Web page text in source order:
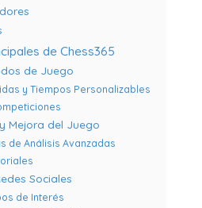
de Chess365
de Juego
y Tiempos Personalizables
Mejora del Juego
de Análisis Avanzadas
Sociales
de Interés